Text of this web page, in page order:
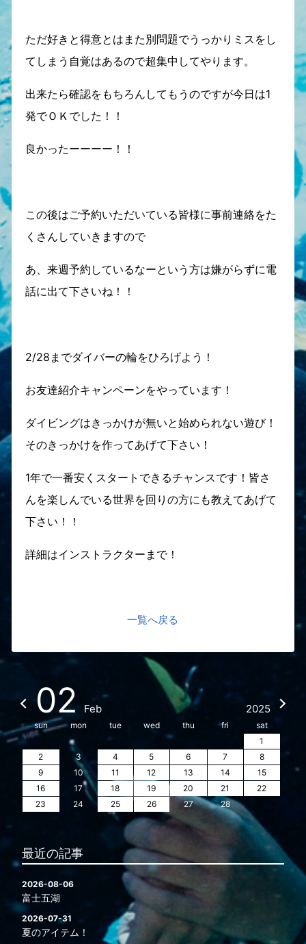
ただ好きと得意とはまた別問題でうっかりミスをし
てしまう自覚はあるので超集中してやります。
出来たら確認をもちろんしてもうのですが今日は1
発でＯＫでした！！
良かったーーーー！！
この後はご予約いただいている皆様に事前連絡をた
くさんしていきますので
あ、来週予約しているなーという方は嫌がらずに電
話に出て下さいね！！
2/28までダイバーの輪をひろげよう！
お友達紹介キャンペーンをやっています！
ダイビングはきっかけが無いと始められない遊び！
そのきっかけを作ってあげて下さい！
1年で一番安くスタートできるチャンスです！皆さ
んを楽しんでいる世界を回りの方にも教えてあげて
下さい！！
⁠⁠⁠⁠⁠⁠⁠詳細はインストラクターまで！
一覧へ戻る
02 Feb 2025
sun mon tue wed thu fri
sat
1
2
3 4 5 6 7
8
9
10 11 12 13 14
15
16
17 18 19 20 21
22
23
24 25 26 27 28
最近の記事
2026-08-06
富士五湖
2026-07-31
夏のアイテム！